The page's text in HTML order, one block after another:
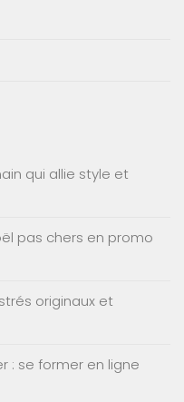
qui allie style et
pas chers en promo
originaux et
: se former en ligne